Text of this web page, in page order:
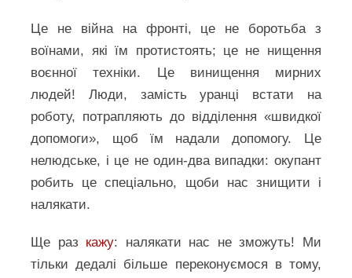
Це не війна на фронті, це не боротьба з
воїнами, які їм протистоять; це не нищення
воєнної техніки. Це винищення мирних
людей! Люди, замість уранці встати на
роботу, потрапляють до відділення «швидкої
допомоги», щоб їм надали допомогу. Це
нелюдське, і це не один-два випадки: окупант
робить це спеціально, щоби нас знищити і
налякати.
Ще раз кажу: налякати нас не зможуть! Ми
тільки дедалі більше переконуємося в тому,